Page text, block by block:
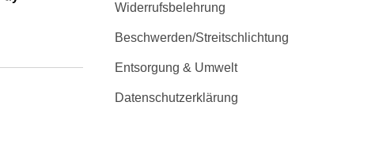
Widerrufsbelehrung
Beschwerden/Streitschlichtung
Entsorgung & Umwelt
Datenschutzerklärung